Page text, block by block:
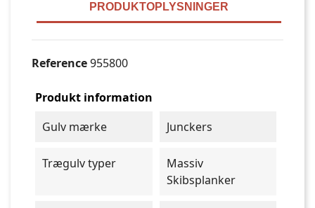
PRODUKTOPLYSNINGER
Reference955800
Produkt information
Gulv mærke
Junckers
Trægulv typer
Massiv
Skibsplanker